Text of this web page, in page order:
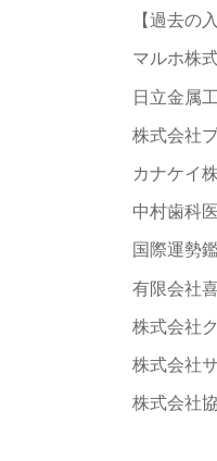
【過去の
マルホ株
日立金属
株式会社
カナケイ
中村歯科
国際運勢
有限会社
株式会社
株式会社
株式会社